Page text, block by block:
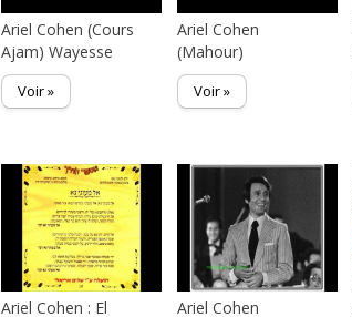
Ariel Cohen (Cours
Ajam) Wayesse
Voir »
Ariel Cohen
(Mahour)
Voir »
Ariel Cohen : El
Ariel Cohen